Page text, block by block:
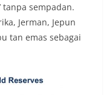
tanpa sempadan.
Jerman, Jepun
tan emas sebagai